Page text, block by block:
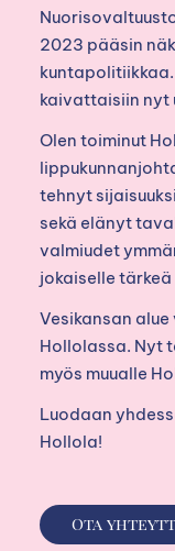
2023 pääsin
kaivattaisiin nyt
Olen toiminut
tehnyt
sekä elänyt
valmiudet
jokaiselle
Vesikansan
Hollolassa. Nyt
myös muualle
Luodaan
Hollola!
Ota